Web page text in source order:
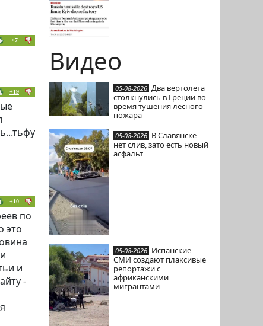
Видео
05-08-2026 Два вертолета
столкнулись в Греции во
время тушения лесного
пожара
05-08-2026 В Славянске
нет слив, зато есть новый
асфальт
05-08-2026 Испанские
СМИ создают плаксивые
репортажи с
африканскими
мигрантами
+7
+19
+10
по
это
и
-